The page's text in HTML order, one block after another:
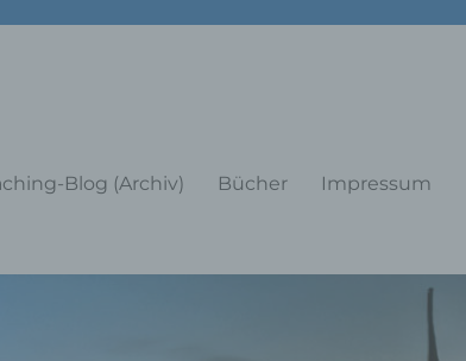
Blog (Archiv) Bücher Impressum